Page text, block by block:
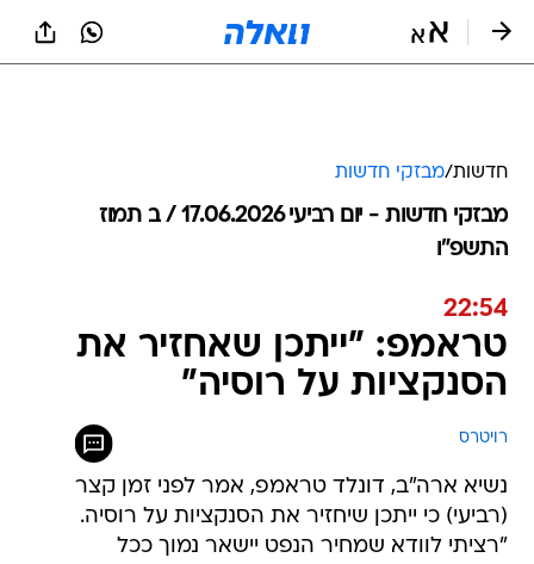
חדשות/מבזקי חדשות
מבזקי חדשות - יום רביעי 17.06.2026 / ב תמוז
התשפ"ו
22:54
טראמפ: "ייתכן שאחזיר את
הסנקציות על רוסיה"
רויטרס
נשיא ארה"ב, דונלד טראמפ, אמר לפני זמן קצר
(רביעי) כי ייתכן שיחזיר את הסנקציות על רוסיה.
"רציתי לוודא שמחיר הנפט יישאר נמוך ככל